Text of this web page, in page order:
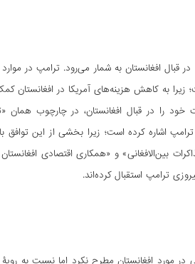
افغانستان به شمار می‌­رود. ترامپ در موارد
به کاهش هزینه­‌های آمریکا در افغانستان
را در قبال افغانستان، در چارچوب همان
اشاره کرده است؛ زیرا بخشی از این توافق
بین‌الافغانی» و «همکاری اقتصادی
ترامپ استقبال کرده­‌اند.
مورد افغانستان مطرح نکرد اما نسبت به رویۀ